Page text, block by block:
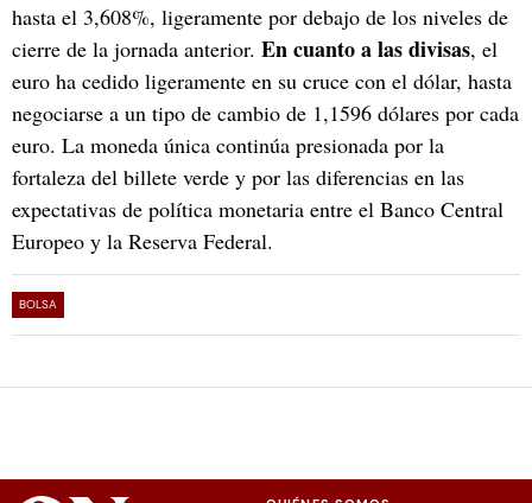
hasta el 3,608%, ligeramente por debajo de los niveles de
cierre de la jornada anterior. En cuanto a las divisas, el
euro ha cedido ligeramente en su cruce con el dólar, hasta
negociarse a un tipo de cambio de 1,1596 dólares por cada
euro. La moneda única continúa presionada por la
fortaleza del billete verde y por las diferencias en las
expectativas de política monetaria entre el Banco Central
Europeo y la Reserva Federal.
BOLSA